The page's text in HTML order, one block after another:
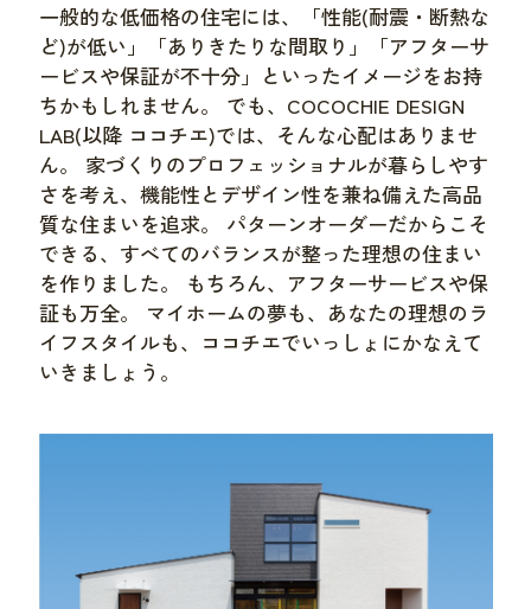
一般的な低価格の住宅には、「性能(耐震・断熱な
ど)が低い」「ありきたりな間取り」「アフターサ
ービスや保証が不十分」といったイメージをお持
ちかもしれません。 でも、COCOCHIE DESIGN
LAB(以降 ココチエ)では、そんな心配はありませ
ん。 家づくりのプロフェッショナルが暮らしやす
さを考え、機能性とデザイン性を兼ね備えた高品
質な住まいを追求。 パターンオーダーだからこそ
できる、すべてのバランスが整った理想の住まい
を作りました。 もちろん、アフターサービスや保
証も万全。 マイホームの夢も、あなたの理想のラ
イフスタイルも、ココチエでいっしょにかなえて
いきましょう。